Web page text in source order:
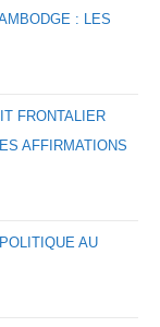
: LES
FRONTALIER
AFFIRMATIONS
AU